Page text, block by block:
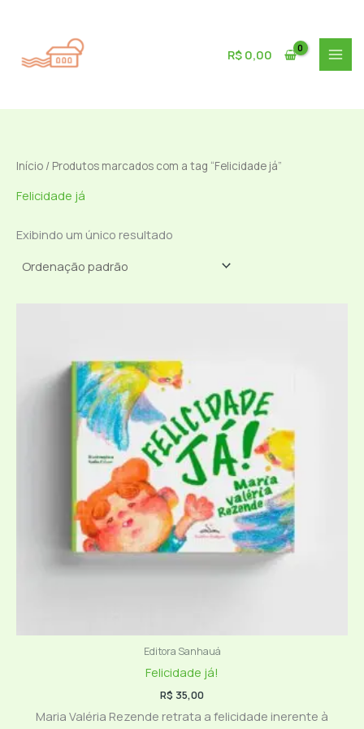
conteúdo
R$0,00
Início / Produtos marcados com a tag “Felicidade já”
Felicidade já
Exibindo um único resultado
Editora Sanhauá
Felicidade já!
R$ 35,00
Maria Valéria Rezende retrata a felicidade inerente à